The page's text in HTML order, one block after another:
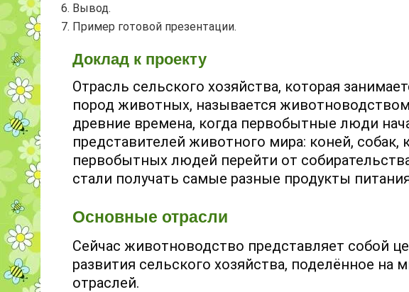
Вывод.
Пример готовой презентации.
Доклад к проекту
Отрасль сельского хозяйства, которая
пород животных, называется
древние времена, когда первобытные люди
представителей животного мира: коней, собак,
первобытных людей перейти от
стали получать самые разные продукты
Основные отрасли
Сейчас животноводство представляет собой
развития сельского хозяйства, поделённое на
отраслей.